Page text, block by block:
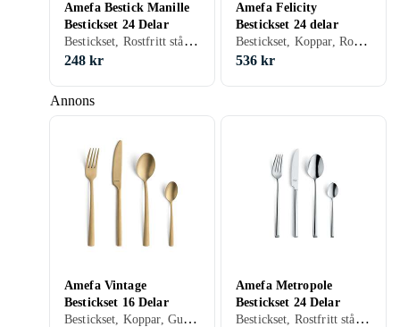
Annons
Amefa Bestick Manille
Bestickset 24 Delar
Bestickset, Rostfritt stål, 24 st
248 kr
Amefa Felicity
Bestickset 24 delar
Bestickset, Koppar, Rostfritt stål, 24 st
536 kr
Amefa Vintage
Bestickset 16 Delar
Bestickset, Koppar, Guld, Rostfritt stål, 16 st
Amefa Metropole
Bestickset 24 Delar
Bestickset, Rostfritt stål, 24 st